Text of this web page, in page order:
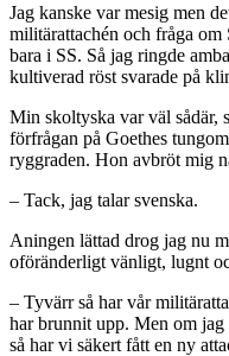
Jag kanske var mesig men
militärattachén och fråga om
bara i SS. Så jag ringde
kultiverad röst svarade på
Min skoltyska var väl sådär,
förfrågan på Goethes
ryggraden. Hon avbröt mig
– Tack, jag talar svenska.
Aningen lättad drog jag nu
oföränderligt vänligt, lugnt
– Tyvärr så har vår
har brunnit upp. Men om
så har vi säkert fått en ny